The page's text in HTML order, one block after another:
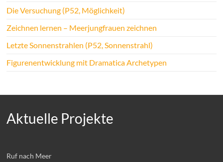
Die Versuchung (P52, Möglichkeit)
Zeichnen lernen – Meerjungfrauen zeichnen
Letzte Sonnenstrahlen (P52, Sonnenstrahl)
Figurenentwicklung mit Dramatica Archetypen
Aktuelle Projekte
Ruf nach Meer